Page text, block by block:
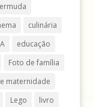
culinária
educação
Foto de família
maternidade
Lego livro